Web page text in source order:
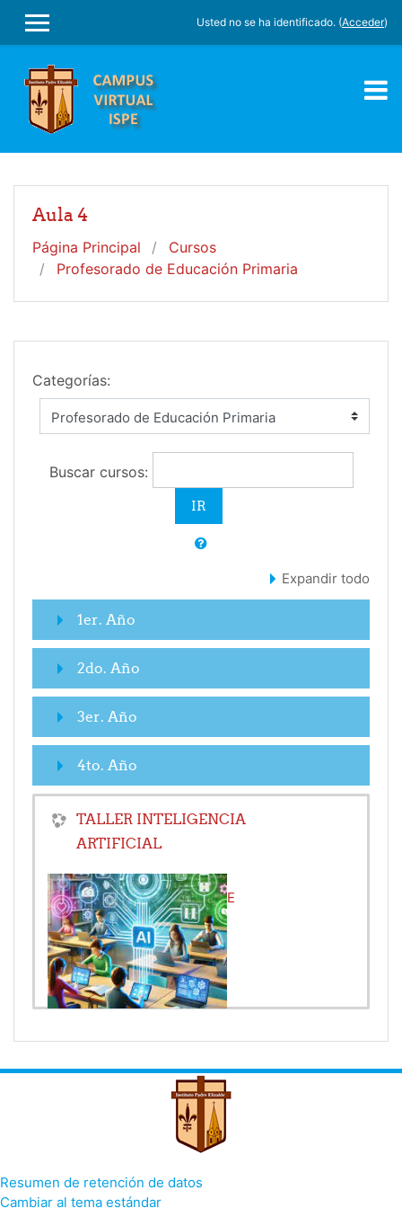
PANEL LATERAL
Usted no se ha identificado. (Acceder)
Aula 4
Página Principal
Cursos
Profesorado de Educación Primaria
Categorías:
Buscar cursos:
Expandir todo
1er. Año
2do. Año
3er. Año
4to. Año
TALLER INTELIGENCIA
ARTIFICIAL
Profesor:Vicedirección ISPE
Profesor:Marisol Villa
Resumen de retención de datos
Cambiar al tema estándar